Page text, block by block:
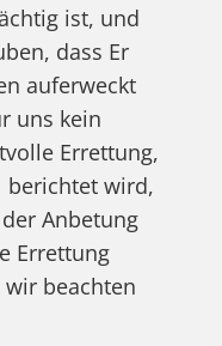
ist, und
dass Er
auferweckt
uns kein
Errettung,
berichtet wird,
Anbetung
Errettung
beachten